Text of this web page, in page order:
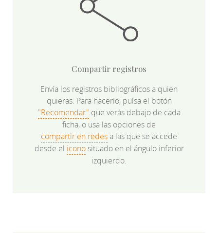
Compartir registros
Envía los registros bibliográficos a quien
quieras. Para hacerlo, pulsa el botón
"Recomendar" que verás debajo de cada
ficha, o usa las opciones de
compartir en redesa las que se accede
desde el iconosituado en el ángulo inferior
izquierdo.